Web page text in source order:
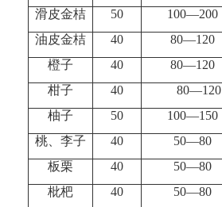
滑皮金桔 50 100—200
油皮金桔
40 80—120
橙子
40 80—120
柑子
40 80—120
柚子
50 100—150
桃、李子
40 50—80
板栗
40 50—80
枇杷
40 50—80